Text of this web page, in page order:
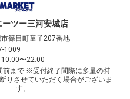
ーツー三河安城店
篠目町童子207番地
1009
10:00〜22:00
前まで ※受付終了間際に多量の持
りさせていただく場合がございま
す。